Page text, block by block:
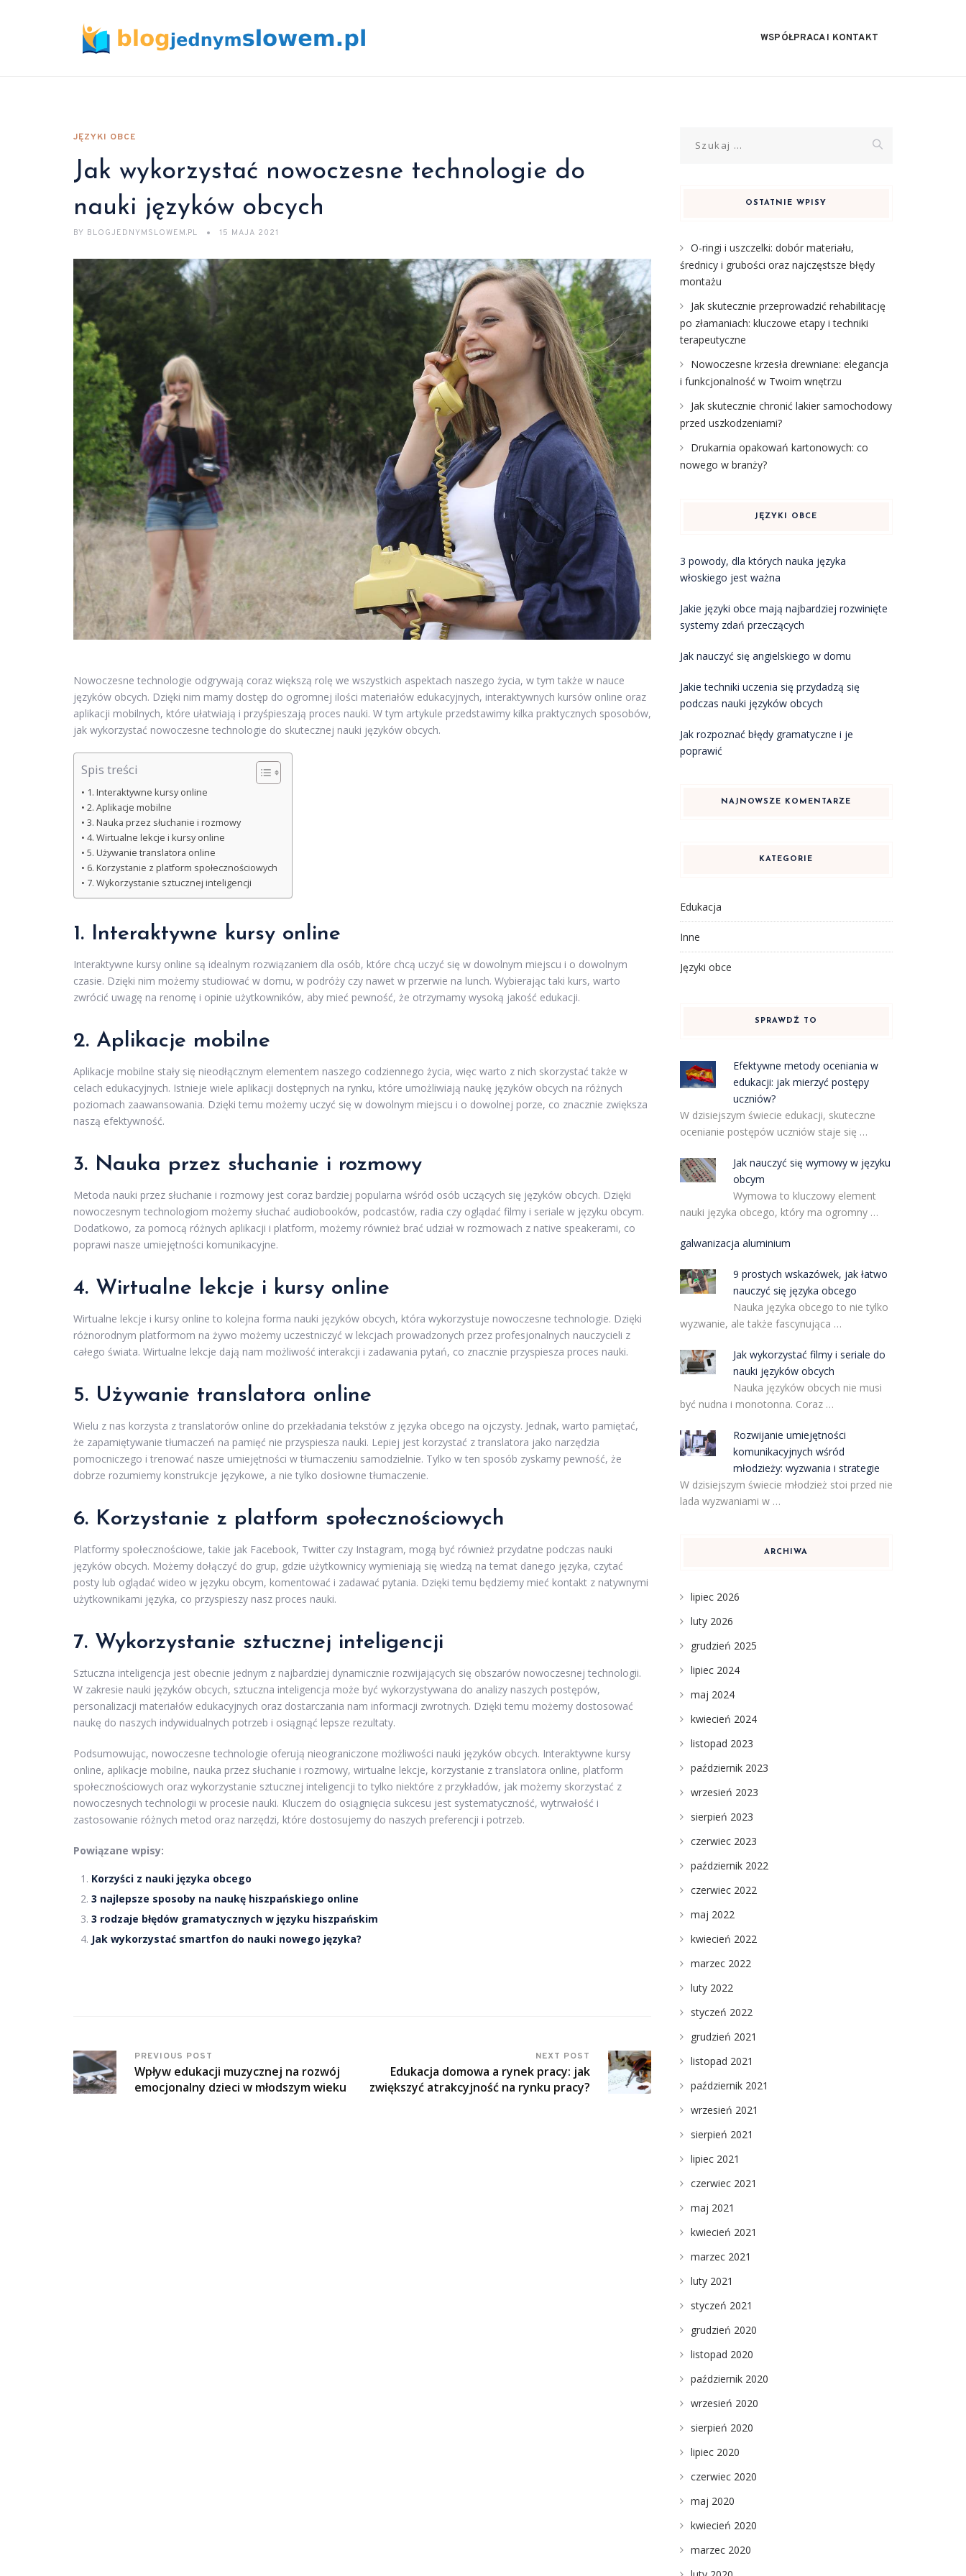
WSPÓŁPRACA I KONTAKT
JĘZYKI OBCE
Jak wykorzystać nowoczesne technologie do
nauki języków obcych
BY BLOGJEDNYMSLOWEM.PL 15 MAJA 2021
Nowoczesne technologie odgrywają coraz większą rolę we wszystkich aspektach naszego życia, w tym także w nauce
języków obcych. Dzięki nim mamy dostęp do ogromnej ilości materiałów edukacyjnych, interaktywnych kursów online oraz
aplikacji mobilnych, które ułatwiają i przyśpieszają proces nauki. W tym artykule przedstawimy kilka praktycznych sposobów,
jak wykorzystać nowoczesne technologie do skutecznej nauki języków obcych.
Spis treści
1. Interaktywne kursy online
2. Aplikacje mobilne
3. Nauka przez słuchanie i rozmowy
4. Wirtualne lekcje i kursy online
5. Używanie translatora online
6. Korzystanie z platform społecznościowych
7. Wykorzystanie sztucznej inteligencji
1. Interaktywne kursy online
Interaktywne kursy online są idealnym rozwiązaniem dla osób, które chcą uczyć się w dowolnym miejscu i o dowolnym
czasie. Dzięki nim możemy studiować w domu, w podróży czy nawet w przerwie na lunch. Wybierając taki kurs, warto
zwrócić uwagę na renomę i opinie użytkowników, aby mieć pewność, że otrzymamy wysoką jakość edukacji.
2. Aplikacje mobilne
Aplikacje mobilne stały się nieodłącznym elementem naszego codziennego życia, więc warto z nich skorzystać także w
celach edukacyjnych. Istnieje wiele aplikacji dostępnych na rynku, które umożliwiają naukę języków obcych na różnych
poziomach zaawansowania. Dzięki temu możemy uczyć się w dowolnym miejscu i o dowolnej porze, co znacznie zwiększa
naszą efektywność.
3. Nauka przez słuchanie i rozmowy
Metoda nauki przez słuchanie i rozmowy jest coraz bardziej popularna wśród osób uczących się języków obcych. Dzięki
nowoczesnym technologiom możemy słuchać audiobooków, podcastów, radia czy oglądać filmy i seriale w języku obcym.
Dodatkowo, za pomocą różnych aplikacji i platform, możemy również brać udział w rozmowach z native speakerami, co
poprawi nasze umiejętności komunikacyjne.
4. Wirtualne lekcje i kursy online
Wirtualne lekcje i kursy online to kolejna forma nauki języków obcych, która wykorzystuje nowoczesne technologie. Dzięki
różnorodnym platformom na żywo możemy uczestniczyć w lekcjach prowadzonych przez profesjonalnych nauczycieli z
całego świata. Wirtualne lekcje dają nam możliwość interakcji i zadawania pytań, co znacznie przyspiesza proces nauki.
5. Używanie translatora online
Wielu z nas korzysta z translatorów online do przekładania tekstów z języka obcego na ojczysty. Jednak, warto pamiętać,
że zapamiętywanie tłumaczeń na pamięć nie przyspiesza nauki. Lepiej jest korzystać z translatora jako narzędzia
pomocniczego i trenować nasze umiejętności w tłumaczeniu samodzielnie. Tylko w ten sposób zyskamy pewność, że
dobrze rozumiemy konstrukcje językowe, a nie tylko dosłowne tłumaczenie.
6. Korzystanie z platform społecznościowych
Platformy społecznościowe, takie jak Facebook, Twitter czy Instagram, mogą być również przydatne podczas nauki
języków obcych. Możemy dołączyć do grup, gdzie użytkownicy wymieniają się wiedzą na temat danego języka, czytać
posty lub oglądać wideo w języku obcym, komentować i zadawać pytania. Dzięki temu będziemy mieć kontakt z natywnymi
użytkownikami języka, co przyspieszy nasz proces nauki.
7. Wykorzystanie sztucznej inteligencji
Sztuczna inteligencja jest obecnie jednym z najbardziej dynamicznie rozwijających się obszarów nowoczesnej technologii.
W zakresie nauki języków obcych, sztuczna inteligencja może być wykorzystywana do analizy naszych postępów,
personalizacji materiałów edukacyjnych oraz dostarczania nam informacji zwrotnych. Dzięki temu możemy dostosować
naukę do naszych indywidualnych potrzeb i osiągnąć lepsze rezultaty.
Podsumowując, nowoczesne technologie oferują nieograniczone możliwości nauki języków obcych. Interaktywne kursy
online, aplikacje mobilne, nauka przez słuchanie i rozmowy, wirtualne lekcje, korzystanie z translatora online, platform
społecznościowych oraz wykorzystanie sztucznej inteligencji to tylko niektóre z przykładów, jak możemy skorzystać z
nowoczesnych technologii w procesie nauki. Kluczem do osiągnięcia sukcesu jest systematyczność, wytrwałość i
zastosowanie różnych metod oraz narzędzi, które dostosujemy do naszych preferencji i potrzeb.
Powiązane wpisy:
Korzyści z nauki języka obcego
3 najlepsze sposoby na naukę hiszpańskiego online
3 rodzaje błędów gramatycznych w języku hiszpańskim
Jak wykorzystać smartfon do nauki nowego języka?
PREVIOUS POST
Wpływ edukacji muzycznej na rozwój
emocjonalny dzieci w młodszym wieku
NEXT POST
Edukacja domowa a rynek pracy: jak
zwiększyć atrakcyjność na rynku pracy?
OSTATNIE WPISY
O-ringi i uszczelki: dobór materiału,
średnicy i grubości oraz najczęstsze błędy
montażu
Jak skutecznie przeprowadzić rehabilitację
po złamaniach: kluczowe etapy i techniki
terapeutyczne
Nowoczesne krzesła drewniane: elegancja
i funkcjonalność w Twoim wnętrzu
Jak skutecznie chronić lakier samochodowy
przed uszkodzeniami?
Drukarnia opakowań kartonowych: co
nowego w branży?
JĘZYKI OBCE
3 powody, dla których nauka języka
włoskiego jest ważna
Jakie języki obce mają najbardziej rozwinięte
systemy zdań przeczących
Jak nauczyć się angielskiego w domu
Jakie techniki uczenia się przydadzą się
podczas nauki języków obcych
Jak rozpoznać błędy gramatyczne i je
poprawić
NAJNOWSZE KOMENTARZE
KATEGORIE
Edukacja
Inne
Języki obce
SPRAWDŹ TO
Efektywne metody oceniania w
edukacji: jak mierzyć postępy
uczniów?
W dzisiejszym świecie edukacji, skuteczne
ocenianie postępów uczniów staje się …
Jak nauczyć się wymowy w języku
obcym
Wymowa to kluczowy element
nauki języka obcego, który ma ogromny …
galwanizacja aluminium
9 prostych wskazówek, jak łatwo
nauczyć się języka obcego
Nauka języka obcego to nie tylko
wyzwanie, ale także fascynująca …
Jak wykorzystać filmy i seriale do
nauki języków obcych
Nauka języków obcych nie musi
być nudna i monotonna. Coraz …
Rozwijanie umiejętności
komunikacyjnych wśród
młodzieży: wyzwania i strategie
W dzisiejszym świecie młodzież stoi przed nie
lada wyzwaniami w …
ARCHIWA
lipiec 2026
luty 2026
grudzień 2025
lipiec 2024
maj 2024
kwiecień 2024
listopad 2023
październik 2023
wrzesień 2023
sierpień 2023
czerwiec 2023
październik 2022
czerwiec 2022
maj 2022
kwiecień 2022
marzec 2022
luty 2022
styczeń 2022
grudzień 2021
listopad 2021
październik 2021
wrzesień 2021
sierpień 2021
lipiec 2021
czerwiec 2021
maj 2021
kwiecień 2021
marzec 2021
luty 2021
styczeń 2021
grudzień 2020
listopad 2020
październik 2020
wrzesień 2020
sierpień 2020
lipiec 2020
czerwiec 2020
maj 2020
kwiecień 2020
marzec 2020